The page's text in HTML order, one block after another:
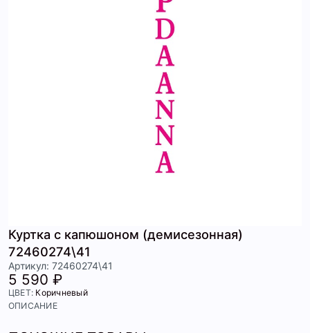
Куртка с капюшоном (демисезонная)
72460274\41
Артикул: 72460274\41
5 590 ₽
ЦВЕТ: Коричневый
ОПИСАНИЕ